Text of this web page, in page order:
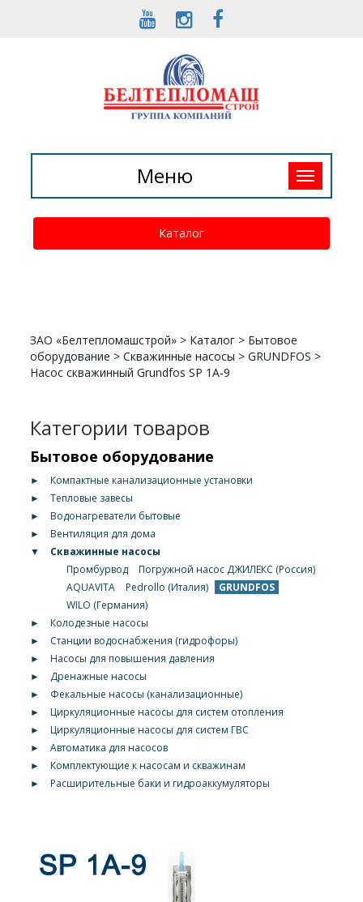
Toggle
navigation
Меню
Каталог
ЗАО «Белтепломашстрой» > Каталог > Бытовое
оборудование >Скважинные насосы >GRUNDFOS >
Насос скважинный Grundfos SP 1A-9
Категории товаров
Бытовое оборудование
►
Компактные канализационные установки
►
Тепловые завесы
►
Водонагреватели бытовые
►
Вентиляция для дома
▼
Скважинные насосы
Промбурвод
Погружной насос ДЖИЛЕКС (Россия)
AQUAVITA
Pedrollo (Италия)
GRUNDFOS
WILO (Германия)
►
Колодезные насосы
►
Станции водоснабжения (гидрофоры)
►
Насосы для повышения давления
►
Дренажные насосы
►
Фекальные насосы (канализационные)
►
Циркуляционные насосы для систем отопления
►
Циркуляционные насосы для систем ГВС
►
Автоматика для насосов
►
Комплектующие к насосам и скважинам
►
Расширительные баки и гидроаккумуляторы